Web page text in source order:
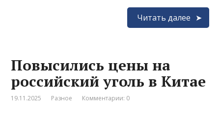
Читать далее
Повысились цены на
российский уголь в Китае
19.11.2025 Разное Комментарии: 0